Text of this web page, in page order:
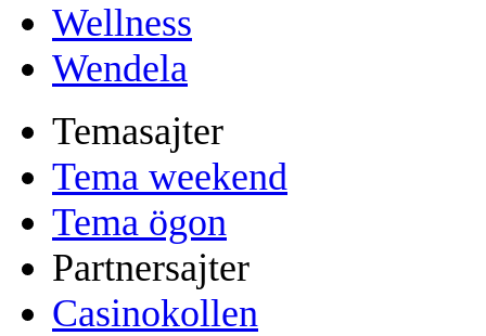
Wellness
Wendela
Temasajter
Tema weekend
Tema ögon
Partnersajter
Casinokollen